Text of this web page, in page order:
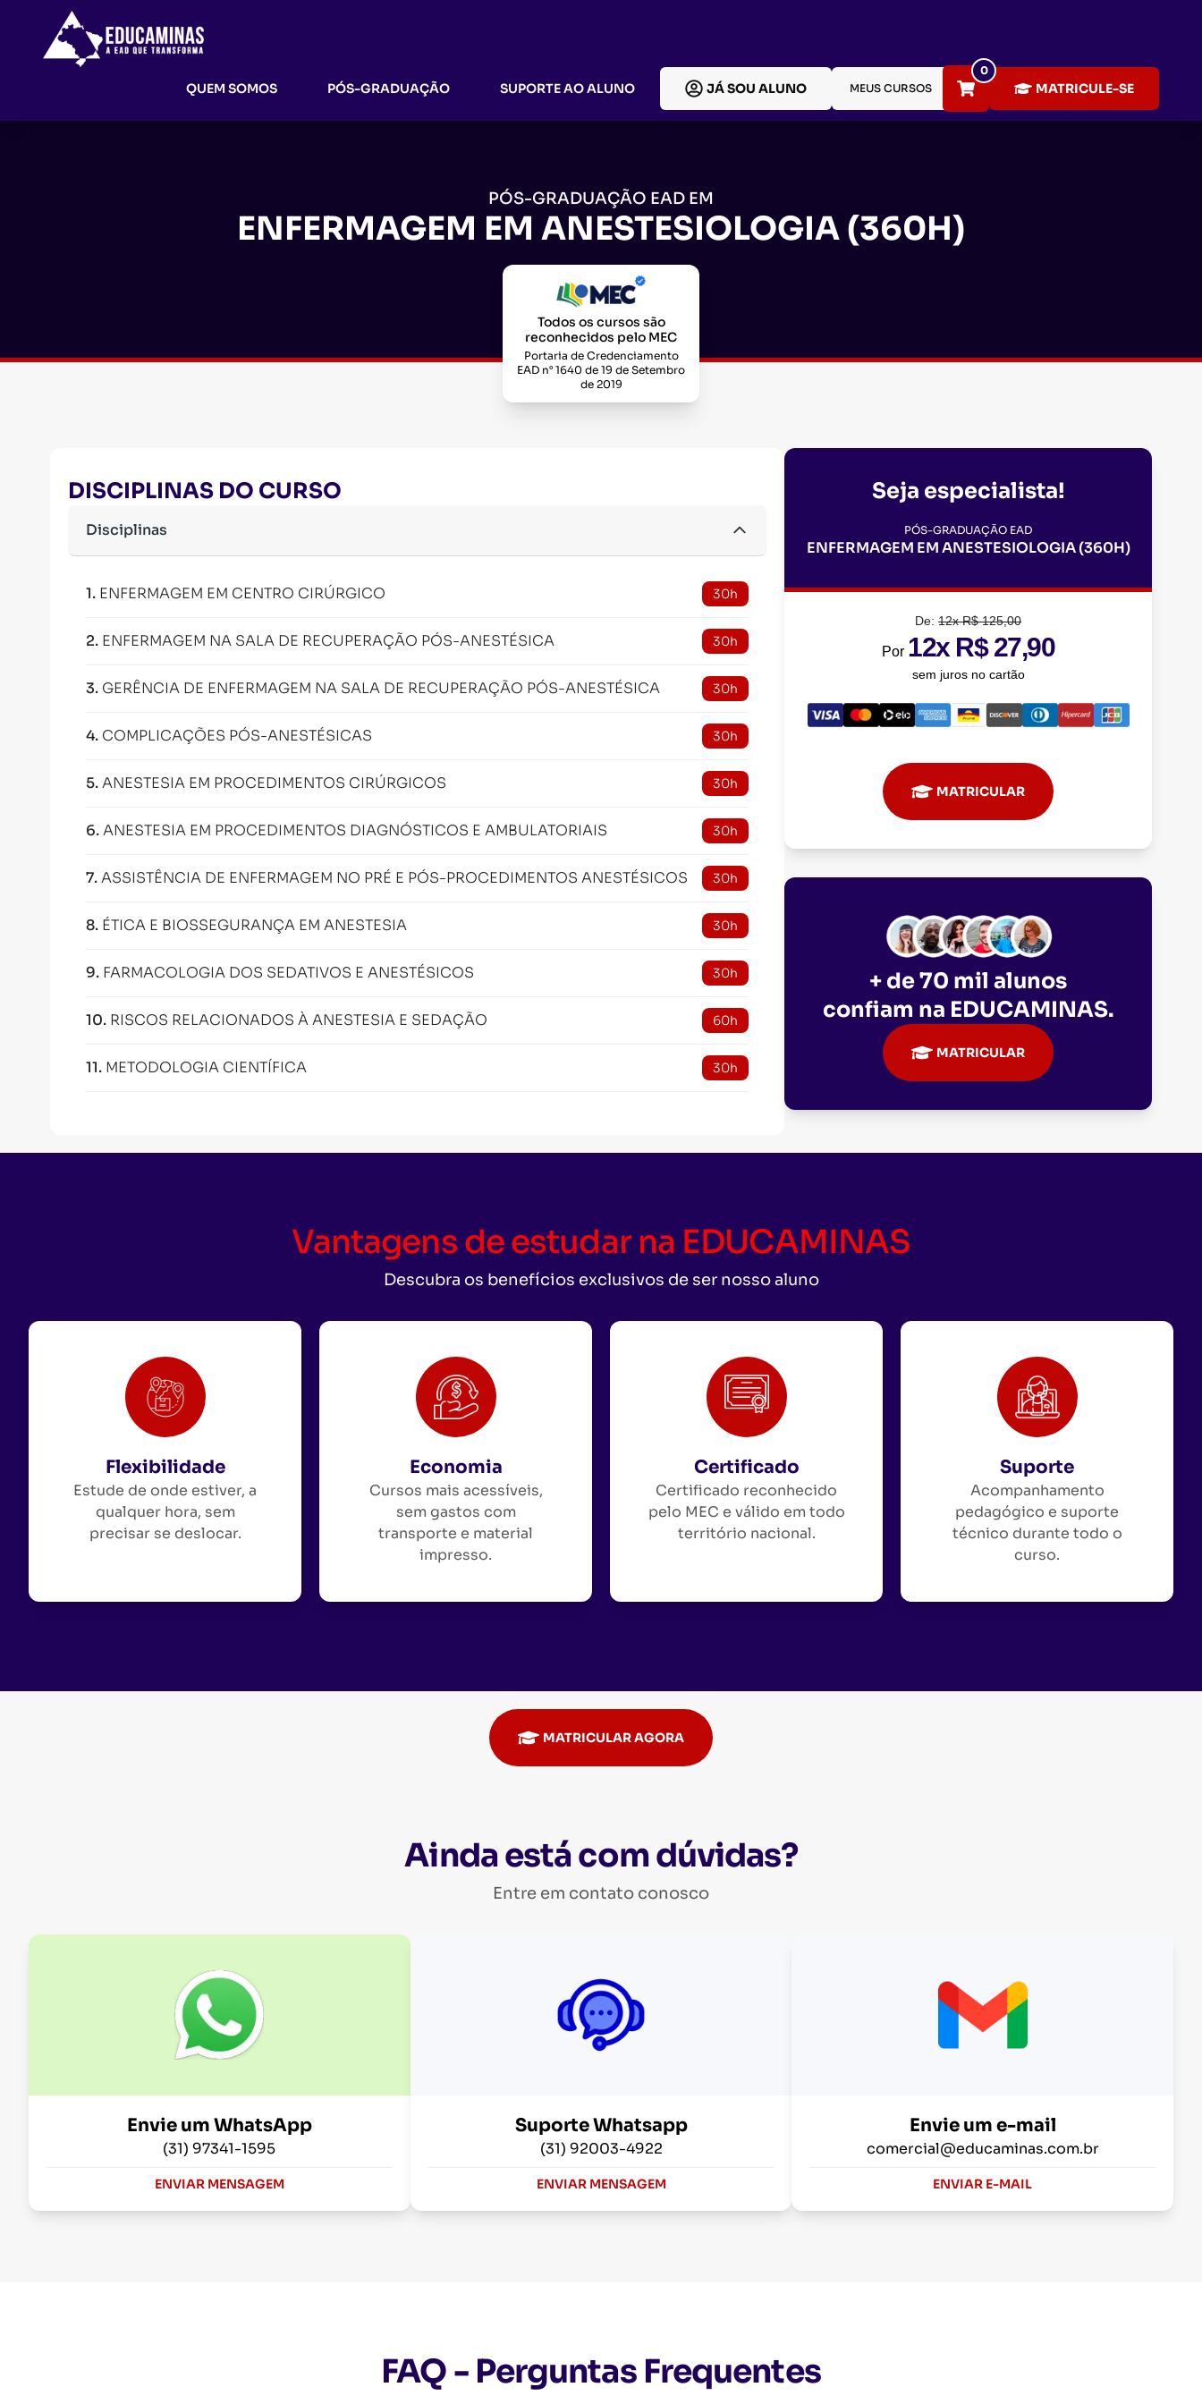
QUEM SOMOS PÓS-GRADUAÇÃO SUPORTE AO ALUNO JÁ SOU ALUNO MEUS CURSOS
0
MATRICULE-SE
PÓS-GRADUAÇÃO EAD EM
ENFERMAGEM EM ANESTESIOLOGIA (360H)
Todos os cursos são
reconhecidos pelo MEC
Portaria de Credenciamento
EAD n° 1640 de 19 de Setembro
de 2019
DISCIPLINAS DO CURSO
Disciplinas
1. ENFERMAGEM EM CENTRO CIRÚRGICO 30h
2. ENFERMAGEM NA SALA DE RECUPERAÇÃO PÓS-ANESTÉSICA 30h
3. GERÊNCIA DE ENFERMAGEM NA SALA DE RECUPERAÇÃO PÓS-ANESTÉSICA 30h
4. COMPLICAÇÕES PÓS-ANESTÉSICAS 30h
5.ANESTESIA EM PROCEDIMENTOS CIRÚRGICOS 30h
6.ANESTESIA EM PROCEDIMENTOS DIAGNÓSTICOS E AMBULATORIAIS 30h
7.ASSISTÊNCIA DE ENFERMAGEM NO PRÉ E PÓS-PROCEDIMENTOS ANESTÉSICOS 30h
8. ÉTICA E BIOSSEGURANÇA EM ANESTESIA 30h
9. FARMACOLOGIA DOS SEDATIVOS E ANESTÉSICOS 30h
10. RISCOS RELACIONADOS À ANESTESIA E SEDAÇÃO 60h
11. METODOLOGIA CIENTÍFICA 30h
Seja especialista!
PÓS-GRADUAÇÃO EAD
ENFERMAGEM EM ANESTESIOLOGIA (360H)
De:12x R$ 125,00
Por 12x R$ 27,90
sem juros no cartão
MATRICULAR
+ de 70 mil alunos
confiam na EDUCAMINAS.
MATRICULAR
Vantagens de estudar na EDUCAMINAS
Descubra os benefícios exclusivos de ser nosso aluno
Flexibilidade
Estude de onde estiver, a
qualquer hora, sem
precisar se deslocar.
Economia
Cursos mais acessíveis,
sem gastos com
transporte e material
impresso.
Certificado
Certificado reconhecido
pelo MEC e válido em todo
território nacional.
Suporte
Acompanhamento
pedagógico e suporte
técnico durante todo o
curso.
MATRICULAR AGORA
Ainda está com dúvidas?
Entre em contato conosco
Envie um WhatsApp
(31) 97341-1595
ENVIAR MENSAGEM
Suporte Whatsapp
(31) 92003-4922
ENVIAR MENSAGEM
Envie um e-mail
comercial@educaminas.com.br
ENVIAR E-MAIL
FAQ - Perguntas Frequentes